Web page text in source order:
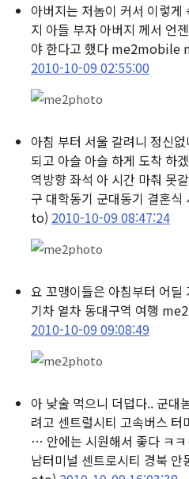
아버지는 저놈이 커서 이렇
지 아들 부자 아버지 께서 언
야 한다고 했다 me2mobile
2010-10-09 02:55:00
아침 부터 서울 갈려니 정신
되고 아슬 아슬 하게 도착 하
역방향 좌석 아 시간 마춰 못
구 대학동기 군대동기 결혼
to) 2010-10-09 08:47:24
요 꼬맹이들은 아침부터 어딜
기차 열차 동대구역 여행
2010-10-09 09:08:49
아 낮술 먹으니 더덥다.. 군
려고 센트럴시티 고속버스
… 안에는 시원해서 좋다 ㅋㅋ
남터미널 센트로시티 경북